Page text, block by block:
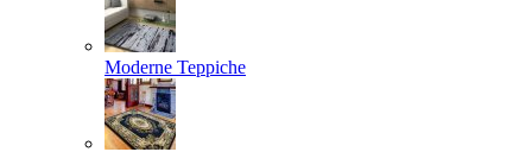
Moderne Teppiche